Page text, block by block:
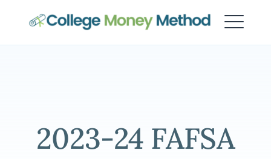
大学资金方法
2023-24 FAFSA